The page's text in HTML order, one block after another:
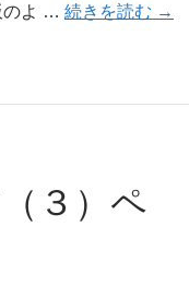
のよ … 続きを読む 郷
→
３）ペ